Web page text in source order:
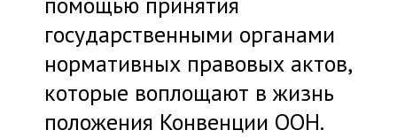
государственными органами
нормативных правовых актов,
которые воплощают в жизнь
положения Конвенции ООН.